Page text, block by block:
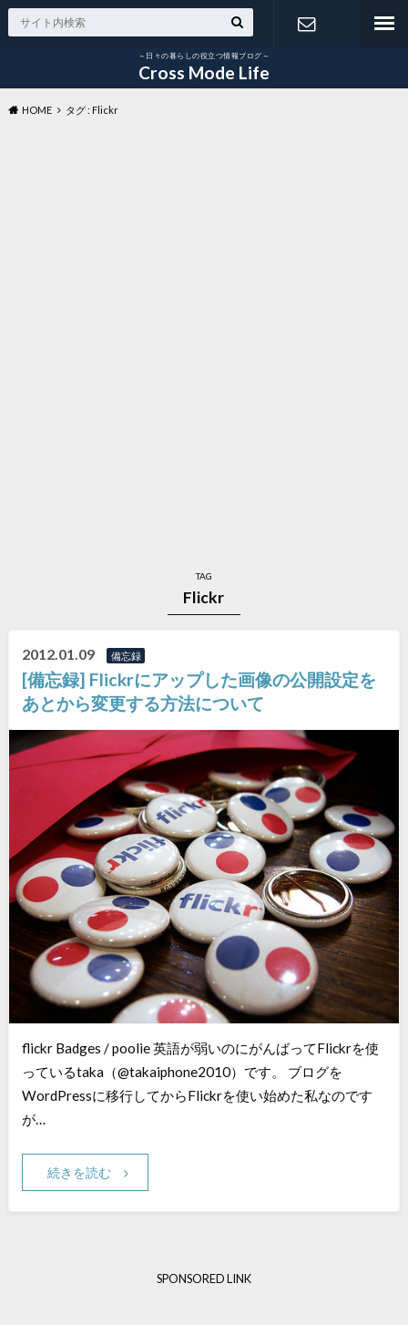
～日々の暮らしの役立つ情報ブログ～
Cross Mode Life
HOME タグ : Flickr
TAG
Flickr
2012.01.09 備忘録
[備忘録] Flickrにアップした画像の公開設定を
あとから変更する方法について
flickr Badges / poolie 英語が弱いのにがんばってFlickrを使
っているtaka（@takaiphone2010）です。 ブログを
WordPressに移行してからFlickrを使い始めた私なのです
が…
続きを読む
SPONSORED LINK